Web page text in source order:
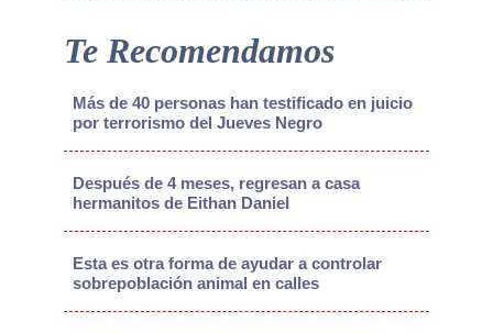
Te Recomendamos
Más de 40 personas han testificado en juicio
por terrorismo del Jueves Negro
Después de 4 meses, regresan a casa
hermanitos de Eithan Daniel
Esta es otra forma de ayudar a controlar
sobrepoblación animal en calles